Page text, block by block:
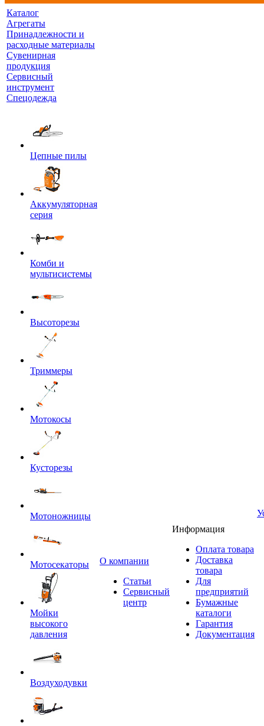
Каталог
Агрегаты
Принадлежности и
расходные материалы
Сувенирная
продукция
Сервисный
инструмент
Спецодежда
Цепные пилы
Аккумуляторная
серия
Комби и
мультисистемы
Высоторезы
Триммеры
Мотокосы
Кусторезы
Мотоножницы
Мотосекаторы
Мойки
высокого
давления
Воздуходувки
O компании
Статьи
Сервисный
центр
Информация
Оплата товара
Доставка
товара
Для
предприятий
Бумажные
каталоги
Гарантия
Документация